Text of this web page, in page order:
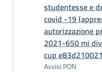
studentesse e
covid -19
autorizzazione
2021-650 mi
cup
Avvisi PON